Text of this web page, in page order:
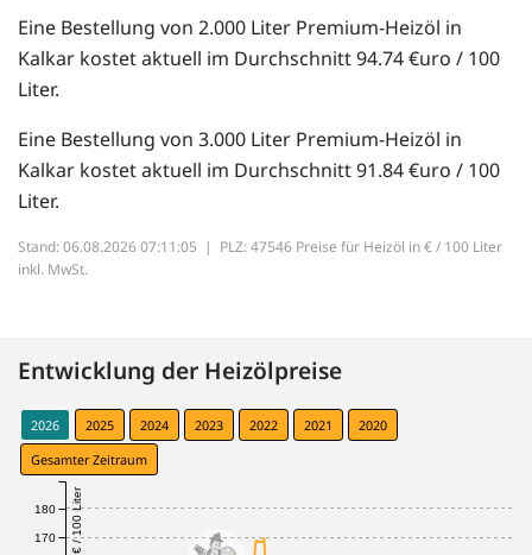
Eine Bestellung von 2.000 Liter Premium-Heizöl in
Kalkar kostet aktuell im Durchschnitt 94.74 €uro / 100
Liter.
Eine Bestellung von 3.000 Liter Premium-Heizöl in
Kalkar kostet aktuell im Durchschnitt 91.84 €uro / 100
Liter.
Stand: 06.08.2026 07:11:05 | PLZ: 47546 Preise für Heizöl in € / 100 Liter
inkl. MwSt.
Entwicklung der Heizölpreise
2026 2025 2024 2023 2022 2021
2020
Gesamter Zeitraum
€ / 100 Liter
170
180